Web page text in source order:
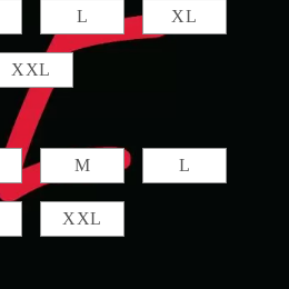
L XL
XXL
M L
XXL